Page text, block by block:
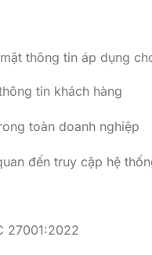
thông tin áp dụng
tin khách hàng
toàn doanh nghiệp
đến truy cập hệ
27001:2022